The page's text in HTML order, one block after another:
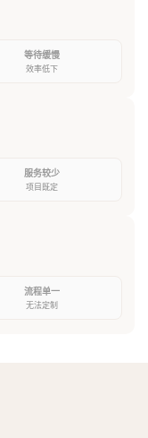
等待缓慢
效率低下
服务较少
项目既定
流程单一
无法定制